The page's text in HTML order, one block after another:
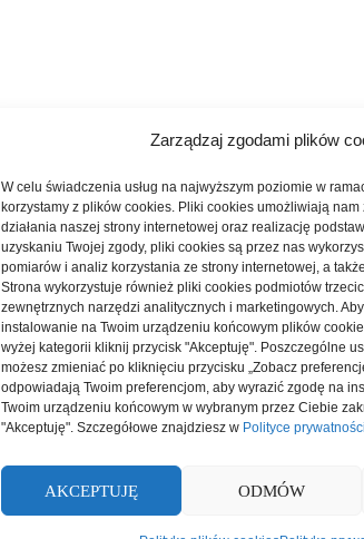
Zarządzaj zgodami plików
W celu świadczenia usług na najwyższym poziomie w
korzystamy z plików cookies. Pliki cookies umożliwiają
działania naszej strony internetowej oraz realizację
uzyskaniu Twojej zgody, pliki cookies są przez nas
pomiarów i analiz korzystania ze strony internetowej, a
Strona wykorzystuje również pliki cookies podmiotów
zewnętrznych narzędzi analitycznych i marketingowych.
instalowanie na Twoim urządzeniu końcowym plików
wyżej kategorii kliknij przycisk "Akceptuję". Poszczególne
możesz zmieniać po kliknięciu przycisku „Zobacz
odpowiadają Twoim preferencjom, aby wyrazić zgodę na
Twoim urządzeniu końcowym w wybranym przez Ciebie
"Akceptuję". Szczegółowe znajdziesz w Polityce prywatności
AKCEPTUJĘ ODMÓW
SIEDZIBA
ul. Konwaliowa 255C/2
62-069 Palędzie
Moje